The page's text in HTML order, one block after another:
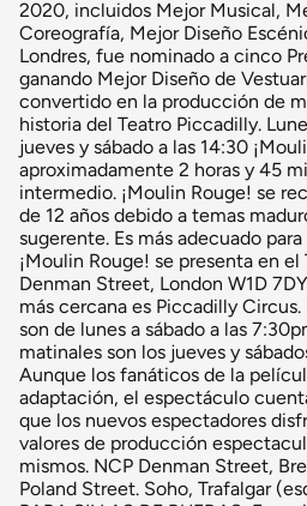
2020, incluidos Mejor Musical,
Coreografía, Mejor Diseño
Londres, fue nominado a cinco
ganando Mejor Diseño de
convertido en la producción de
historia del Teatro Piccadilly.
jueves y sábado a las 14:30
aproximadamente 2 horas y 45
intermedio. ¡Moulin Rouge! se
de 12 años debido a temas
sugerente. Es más adecuado
¡Moulin Rouge! se presenta en
Denman Street, London W1D
más cercana es Piccadilly
son de lunes a sábado a las
matinales son los jueves y
Aunque los fanáticos de la
adaptación, el espectáculo
que los nuevos espectadores
valores de producción
mismos. NCP Denman Street,
Poland Street. Soho, Trafalgar